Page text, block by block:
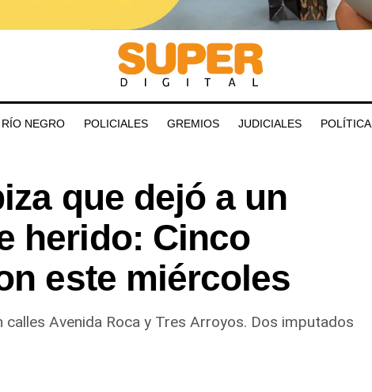
RÍO NEGRO POLICIALES GREMIOS JUDICIALES POLÍTICA
que dejó a un
herido: Cinco
este miércoles
calles Avenida Roca y Tres Arroyos. Dos imputados